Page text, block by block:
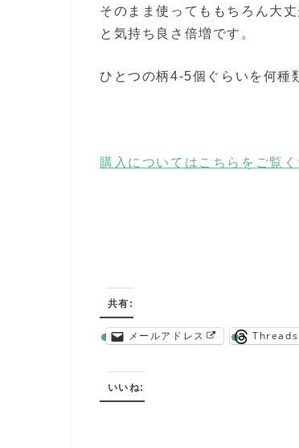
そのまま使ってももちろん大
と気持ち良さ倍増です。
ひとつの柄4-5個ぐらいを何種
購入についてはこちらをご覧く
共有:
メールアドレス Threads
いいね: